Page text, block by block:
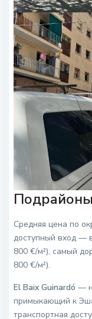
Средняя цена по
доступный вход —
800 €/м²), самый
800 €/м²).
El Baix Guinardó —
примыкающий к
транспортная